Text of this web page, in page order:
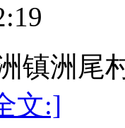
镇洲尾
文:]